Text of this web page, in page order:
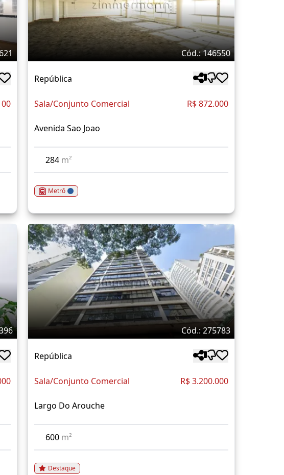
Cód.: 146550
República
Sala/Conjunto Comercial R$ 872.000
Avenida Sao Joao
284 m²
Metrô
Cód.: 275783
República
Sala/Conjunto Comercial R$ 3.200.000
Largo Do Arouche
600 m²
Destaque